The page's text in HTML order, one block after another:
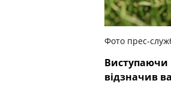
Фото прес-
Виступаючи
відзначив